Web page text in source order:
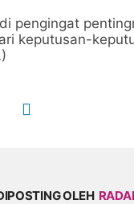
pengingat
keputusan-
OLEH